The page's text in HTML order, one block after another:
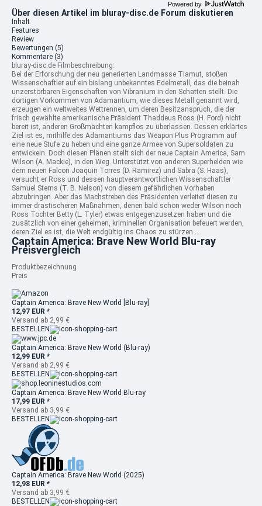
Powered by
Über diesen Artikel im bluray-disc.de Forum diskutieren
Inhalt
Features
Review
Bewertungen (5)
Kommentare (3)
bluray-disc.de Filmbeschreibung:
Bei der Erforschung der neu generierten Landmasse Tiamut, stoßen
Wissenschaftler auf ein bislang unbekanntes Edelmetall, das die beinah
unzerstörbaren Eigenschaften von Vibranium in den Schatten stellt. Die
dortigen Vorkommen von Adamantium, wie dieses Metall genannt wird,
erzeugen ein weltweites Wettrennen, um deren Besitzanspruch, die der
frisch gewählte amerikanische Präsident Thaddeus Ross (H. Ford) nicht
bereit ist, anderen Großmächten kampflos zu überlassen. Dessen erklärtes
Ziel ist es, mithilfe des Adamantiums das Weapon Plus Programm auf
eine neue Stufe zu heben und eine ganze Armee von Supersoldaten zu
entwickeln. Doch diesen Plänen stellt sich der neue Captain America, Sam
Wilson (A. Mackie), in den Weg. Unterstützt von anderen Superhelden wie
dem neuen Falcon Joaquin Torres (D. Ramirez) und Sabra (S. Haas),
versucht er Ross und dessen hauptverantwortlichen Wissenschaftler
Samuel Sterns (T. B. Nelson) von diesem gefährlichen Vorhaben
abzubringen. Aber das Machstreben des Präsidenten verleitet diesen zu
immer drastischeren Maßnahmen, denen bald schon weder Wilson noch
Ross Tochter Betty (L. Tyler) etwas entgegenzusetzen haben und die
zusätzlich von einer geheimen, kriminellen Organisation befeuert werden,
deren Ziel es ist, die Welt endgültig ins Chaos zu stürzen ...
Captain America: Brave New World Blu-ray
Preisvergleich
Produktbezeichnung
Preis
Captain America: Brave New World [Blu-ray]
12,97 EUR *
Versand ab 2,99 €
BESTELLEN
Captain America: Brave New World (Blu-ray)
12,99 EUR *
Versand ab 2,99 €
BESTELLEN
Captain America: Brave New World Blu-ray
17,99 EUR *
Versand ab 3,99 €
BESTELLEN
Captain America: Brave New World (2025)
12,98 EUR *
Versand ab 3,99 €
BESTELLEN